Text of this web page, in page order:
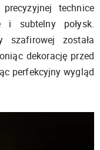
technice
i subtelny połysk.
szafirowej została
dekorację przed
perfekcyjny wygląd